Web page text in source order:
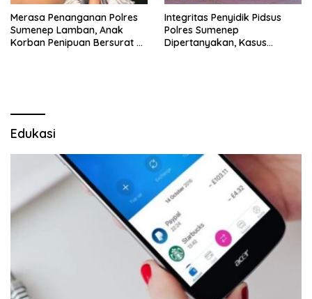
Merasa Penanganan Polres
Sumenep Lamban, Anak
Korban Penipuan Bersurat ke
Integritas Penyidik Pidsus
Polres Sumenep
Dipertanyakan, Kasus
Edukasi